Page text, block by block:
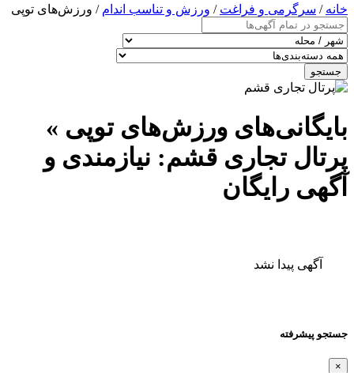
خانه / سرگرمی و فراغت / ورزش و تناسب اندام / ورزش‌های توپی
جستجو
بایگانی‌های ورزش‌های توپی »
پرتال تجاری قشم: نیازمندی و
آگهی رایگان
آگهی پیدا نشد
جستجو پیشرفته
×